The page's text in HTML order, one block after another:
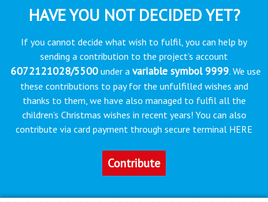
HAVE YOU NOT DECIDED YET?
If you cannot decide what wish to fulfil, you can help by
sending a contribution to the project’s account
6072121028/5500under a variable symbol 9999. We use
these contributions to pay for the unfulfilled wishes and
thanks to them, we have also managed to fulfil all the
children’s Christmas wishes in recent years! You can also
contribute via card payment through secure terminal HERE
Contribute